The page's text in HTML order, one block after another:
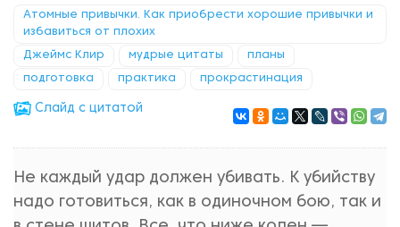
Атомные привычки. Как приобрести хорошие привычки и
избавиться от плохих
Джеймс Клир мудрые цитаты планы
подготовка практика прокрастинация
Cлайд с цитатой
Не каждый удар должен убивать. К убийству
надо готовиться, как в одиночном бою, так и